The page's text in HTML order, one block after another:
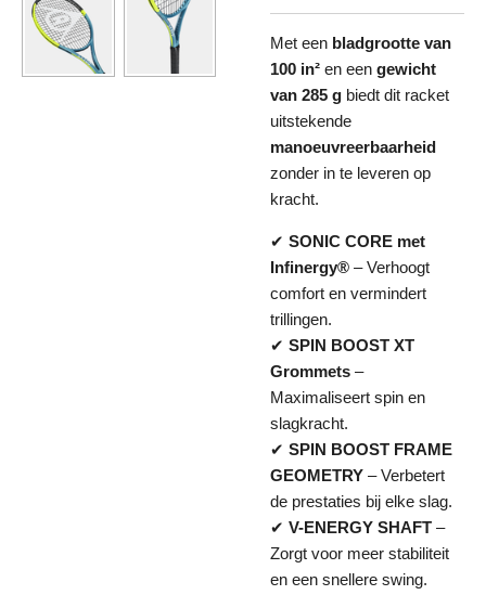
Met een bladgrootte van
100 in² en een gewicht
van 285 g biedt dit racket
uitstekende
manoeuvreerbaarheid
zonder in te leveren op
kracht.
✔ SONIC CORE met
Infinergy® – Verhoogt
comfort en vermindert
trillingen.
✔ SPIN BOOST XT
Grommets –
Maximaliseert spin en
slagkracht.
✔ SPIN BOOST FRAME
GEOMETRY – Verbetert
de prestaties bij elke slag.
✔ V-ENERGY SHAFT –
Zorgt voor meer stabiliteit
en een snellere swing.